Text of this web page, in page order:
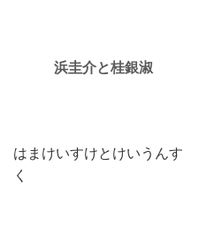
浜圭介と桂銀淑
はまけいすけとけいうんす
く